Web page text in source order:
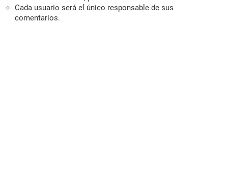
Cada usuario será el único responsable de sus
comentarios.